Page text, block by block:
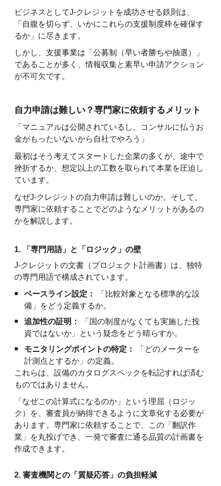
ビジネスとしてJ-クレジットを成功させる鉄則は、
「自腹を切らず、いかにこれらの支援制度枠を確保す
るか」に尽きます。
しかし、支援事業は「公募制（早い者勝ちや抽選）」
であることが多く、情報収集と素早い申請アクション
が不可欠です。
自力申請は難しい？専門家に依頼するメリット
「マニュアルは公開されているし、コンサルに払うお
金がもったいないから自社でやろう」
最初はそう考えてスタートした企業の多くが、途中で
挫折するか、想定以上の工数を取られて本業を圧迫し
ています。
なぜJ-クレジットの自力申請は難しいのか。そして、
専門家に依頼することでどのようなメリットがあるの
かを解説します。
1. 「専門用語」と「ロジック」の壁
J-クレジットの文書（プロジェクト計画書）は、独特
の専門用語で構成されています。
ベースライン設定：
「比較対象となる標準的な設
備」をどう定義するか。
追加性の証明：
「国の制度がなくても実施した投
資ではないか」という疑念をどう晴らすか。
モニタリングポイントの特定：
「どのメーターを
計測点とするか」の定義。
これらは、設備のカタログスペックを転記すれば済む
ものではありません。
「なぜこの計算式になるのか」という理屈（ロジッ
ク）を、審査員が納得できるように文章化する必要が
あります。専門家に依頼することで、この「翻訳作
業」を丸投げでき、一発で審査に通る品質の計画書を
作成できます。
2. 審査機関との「質疑応答」の負担軽減